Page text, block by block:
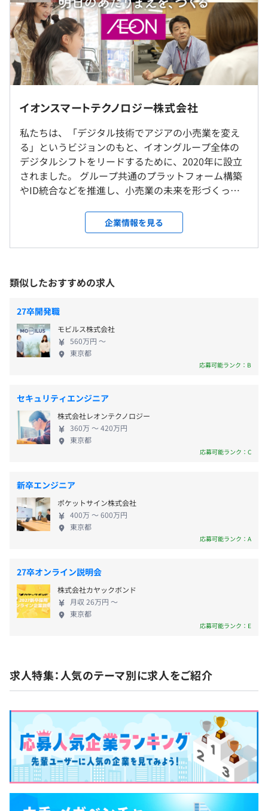
◎オンライン／オフラインのハイブリッド型勤務・出社時
は本社（海浜幕張）もしくはサテライトオフィス(京橋)と
なります。
想定
就業場所の変更範囲
＜雇入時＞
本社
＜変更範囲＞
会社の定める範囲
受動喫煙防止措置に関する事項
JR「海浜幕張駅」徒歩8分
（※想定年収は年収提示額を保証するものではありません）
コアタイムなしのフルフレックスタイム制です。
入社後にチームや上長と相談しながらMTG時間や出社の
頻度などを設定し、個々人のご事情に即した働き方ができ
ます。
その他、毎週金曜日はNo残業デー。
休憩時間：休憩60分 ※昼食時間は業務の都合により各々
の自主性に任せています
年間所定労働時間を1920時間と定めており、年間365日の
中で各自が勤務日及び休日の計画を立てています。土日を
お休みに設定されている方がほとんどです。
・年次有給休暇 有
・その他 慶弔休暇等 有
・住居手当：住宅助成金（持家・賃貸とも社内規定により
支給）
・社宅制度あり
・通勤手当：交通費全額支給
・イオングッドライフクラブ（共済会）：余暇をお得に楽
しめるサービス、団体保険等があります。
・育児介護制度あり
賞与：年3回（5月・7月・12月）
※賞与額は月給×3カ月分を想定
社保完備
無期雇用
研修の有無及び内容
あり：新入社員研修
前年度の月平均所定外労働時間の実績
15.0時間
イオンスマートテクノロジー株式会社
私たちは、「デジタル技術でアジアの小売業を変え
る」というビジョンのもと、イオングループ全体の
デジタルシフトをリードするために、2020年に設立
されました。 グループ共通のプラットフォーム構築
やID統合などを推進し、小売業の未来を形づくって
を遂げます。イオングループの基幹システムを長年支
えてきたイオンアイビスのIT事業部門と統合し、 バ
ックエンドからフロントエンドまでを一貫して手が
として、より革新的な価値をスピーディーに提供で
きる環境が整いました。 通常のスタートアップでは
経験できない、「第2次創業期」×「日本最大級の小
売グループ」 という独自のステージ。圧倒的なスケ
ール感のもと、 大規模な開発に携わりながら、お客
さま視点のプロダクト開発と業界を変えることを追
求できる—それが、イオンスマートテクノロジーで働
くる◇◆ イオンスマートテクノロジーは、日本最大
級の小売企業・イオングループのデジタル戦略をリ
ードする会社です。 私たちのミッションは、「デジ
タル技術でアジアの小売業を変える」こと。2020年
の設立以来、グループ全体のDX（デジタルトランス
供とサプライチェーンマネジメントの改革を推進し
ています。 具体的には、基幹システムの開発から、
グループ共通のプラットフォーム構築、各種IDの統
合まで、バックエンドからフロントエンドまで幅広
く手がけています。 イオンの店舗やサービスを利用
の力で支えています。 イオンが提供する顧客体験
を、デジタルを通じて最大化し、「自分がつくった
システムが、社会のインフラになる」そんな実感を
持てる環境で、私たちと一緒に小売の未来を創りま
開発 ▍店舗システムのDX化 ネットスーパー・EC・
サービスカウンターシステムなど、デジタルを活用
した小売り体験の実現 ▍グループ全体のITソリュー
ション・基幹システムの開発 グループ会社の基幹シ
ステム開発、運用・保守・ITインフラ構築により、顧
客体験の向上や新たなサプライチェーンモデル構
築、コーポレートガバナンスの強化などグループの
発展に寄与 ▍DXによる新しい店舗営業への支援 セル
フレジやiAEONと連動したモバイル決済など多彩な
企業情報を見る
類似したおすすめの求人
27卒開発職
モビルス株式会社
560万円 〜
東京都
応募可能ランク：B
セキュリティエンジニア
株式会社レオンテクノロジー
360万 〜 420万円
東京都
応募可能ランク：C
新卒エンジニア
ポケットサイン株式会社
400万 〜 600万円
東京都
応募可能ランク：A
27卒オンライン説明会
株式会社カヤックボンド
月収 26万円 〜
東京都
応募可能ランク：E
求人特集：人気のテーマ別に求人をご紹介